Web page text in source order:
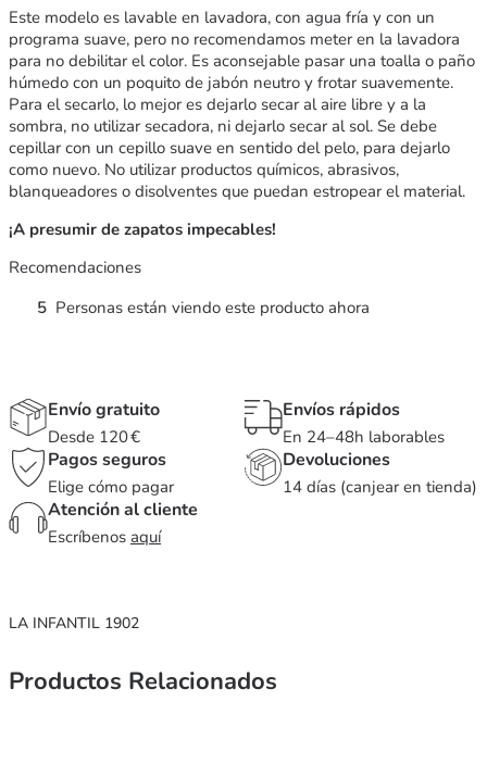
Este modelo es lavable en lavadora, con agua fría y con un
programa suave, pero no recomendamos meter en la lavadora
para no debilitar el color. Es aconsejable pasar una toalla o paño
húmedo con un poquito de jabón neutro y frotar suavemente.
Para el secarlo, lo mejor es dejarlo secar al aire libre y a la
sombra, no utilizar secadora, ni dejarlo secar al sol. Se debe
cepillar con un cepillo suave en sentido del pelo, para dejarlo
como nuevo. No utilizar productos químicos, abrasivos,
blanqueadores o disolventes que puedan estropear el material.
¡A presumir de zapatos impecables!
Recomendaciones
5 Personas están viendo este producto ahora
Envío gratuito
Desde 120 €
Envíos rápidos
En 24–48h laborables
Pagos seguros
Elige cómo pagar
Devoluciones
14 días (canjear en tienda)
Atención al cliente
Escríbenos aquí
LA INFANTIL 1902
Productos Relacionados